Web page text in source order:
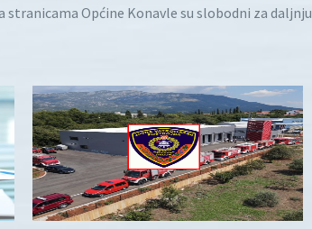
Općine Konavle su slobodni za daljnju